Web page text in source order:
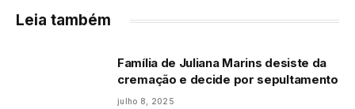
Leia também
Família de Juliana Marins desiste da
cremação e decide por sepultamento
julho 8, 2025